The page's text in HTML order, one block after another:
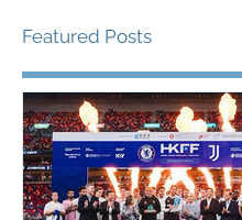
Featured Posts